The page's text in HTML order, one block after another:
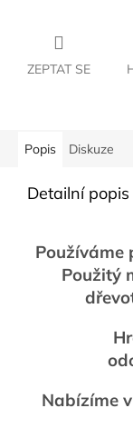
ZEPTAT SE
Popis Diskuze
Detailní
Používáme
Použitý
Nabízíme